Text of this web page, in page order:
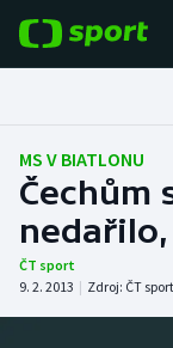
Fotbal
Hokej
Tenis
Atletika
MS V BIATLONU
Čechům
ČT sport
9. 2. 2013 | Zdroj: ČT sport